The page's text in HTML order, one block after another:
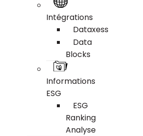
Intégrations
Dataxess
Data
Blocks
Informations
ESG
ESG
Ranking
Analyse